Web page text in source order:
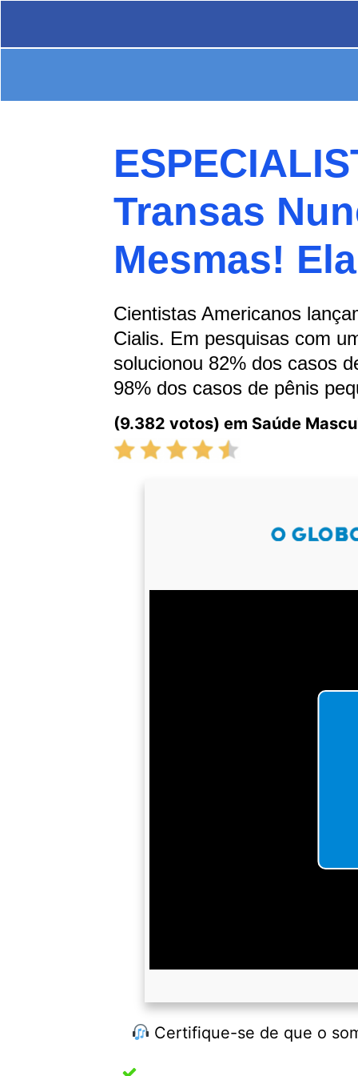
Transas
Mesmas!
Cientistas Americanos
Cialis. Em pesquisas com
solucionou 82% dos casos
98% dos casos de pênis
(9.382 votos) em Saúde
Certifique-se de que o